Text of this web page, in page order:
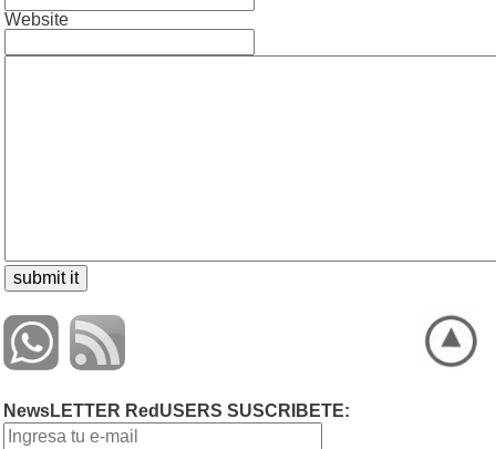
Website
NewsLETTER RedUSERS SUSCRIBETE: